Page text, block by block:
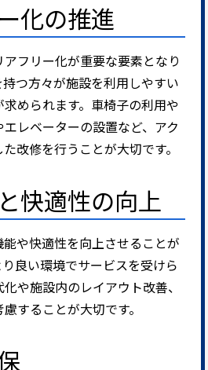
化の推進
フリー化が重要な要素となり
つ方々が施設を利用しやすい
められます。車椅子の利用や
レベーターの設置など、アク
改修を行うことが大切です。
快適性の向上
や快適性を向上させることが
良い環境でサービスを受けら
や施設内のレイアウト改善、
することが大切です。